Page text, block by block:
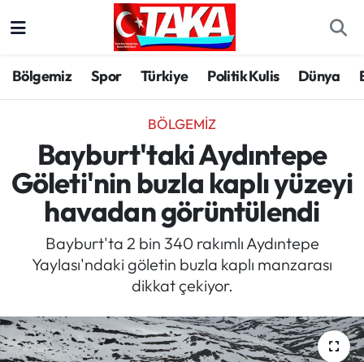
Bölgemiz Spor Türkiye Politik Kulis Dünya
BÖLGEMIZ
Bayburt'taki Aydıntepe
Göleti'nin buzla kaplı yüzeyi
havadan görüntülendi
Bayburt'ta 2 bin 340 rakımlı Aydıntepe
Yaylası'ndaki göletin buzla kaplı manzarası
dikkat çekiyor.
Spor
Türkiye
Kültür/Sanat
Politika
Politik Kulis
Magazin
Trabzon Hava Durumu
Trabzon Trafik Yoğunluk Haritası
Süper Lig Puan Durumu ve Fikstür
Tüm Manşetler
Son Dakika Haberleri